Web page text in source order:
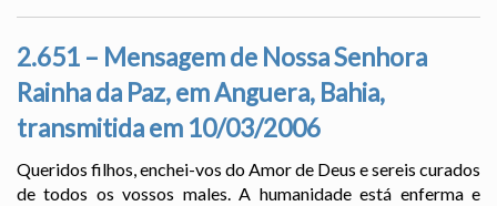
2.651 – Mensagem de Nossa Senhora
Rainha da Paz, em Anguera, Bahia,
transmitida em 10/03/2006
Queridos filhos, enchei-vos do Amor de Deus e sereis curados
de todos os vossos males. A humanidade está enferma e